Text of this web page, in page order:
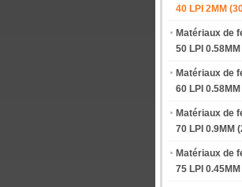
40 LPI 2MM
Matériaux de
50 LPI 0.58MM
Matériaux de
60 LPI 0.58MM
Matériaux de
70 LPI 0.9MM
Matériaux de
75 LPI 0.45MM